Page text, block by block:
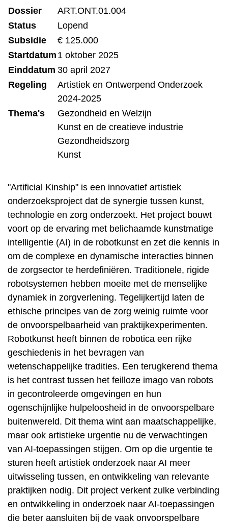
Dossier
ART.ONT.01.004
Status
Lopend
Subsidie
€ 125.000
Startdatum 1 oktober 2025
Einddatum 30 april 2027
Regeling
Artistiek en Ontwerpend Onderzoek
2024-2025
Thema's
Gezondheid en Welzijn
Kunst en de creatieve industrie
Gezondheidszorg
Kunst
"Artificial Kinship" is een innovatief artistiek
onderzoeksproject dat de synergie tussen kunst,
technologie en zorg onderzoekt. Het project bouwt
voort op de ervaring met belichaamde kunstmatige
intelligentie (AI) in de robotkunst en zet die kennis in
om de complexe en dynamische interacties binnen
de zorgsector te herdefiniëren. Traditionele, rigide
robotsystemen hebben moeite met de menselijke
dynamiek in zorgverlening. Tegelijkertijd laten de
ethische principes van de zorg weinig ruimte voor
de onvoorspelbaarheid van praktijkexperimenten.
Robotkunst heeft binnen de robotica een rijke
geschiedenis in het bevragen van
wetenschappelijke tradities. Een terugkerend thema
is het contrast tussen het feilloze imago van robots
in gecontroleerde omgevingen en hun
ogenschijnlijke hulpeloosheid in de onvoorspelbare
buitenwereld. Dit thema wint aan maatschappelijke,
maar ook artistieke urgentie nu de verwachtingen
van AI-toepassingen stijgen. Om op die urgentie te
sturen heeft artistiek onderzoek naar AI meer
uitwisseling tussen, en ontwikkeling van relevante
praktijken nodig. Dit project verkent zulke verbinding
en ontwikkeling in onderzoek naar AI-toepassingen
die beter aansluiten bij de vaak onvoorspelbare